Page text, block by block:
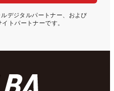
デジタルパートナー、および
トパートナーです。